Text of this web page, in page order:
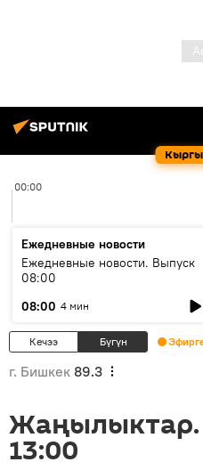
00:00
Ежедневные новости
Ежедневные новости. Выпуск
08:00
08:00 4 мин
Кечээ Бүгүн
г. Бишкек 89.3
13:00